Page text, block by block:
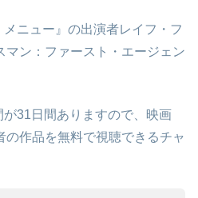
ニュー』の出演者レイフ・フ
マン：ファースト・エージェン
31日間ありますので、映画
の作品を無料で視聴できるチャ